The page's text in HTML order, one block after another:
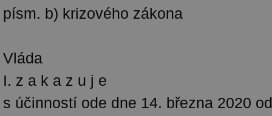
písm. b) krizového zákona
Vláda
I. z a k a z u j e
s účinností ode dne 14. března 2020